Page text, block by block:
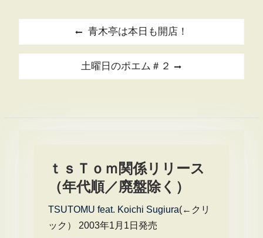
稿
ビ
Previous
post:
青木亭は本日も開店！
Next
post:
土曜日のポエム＃２
ｔｓＴｏｍ関係リリース
（年代順／廃盤除く）
TSUTOMU feat. Koichi Sugiura(←クリ
ック） 2003年1月1日発売